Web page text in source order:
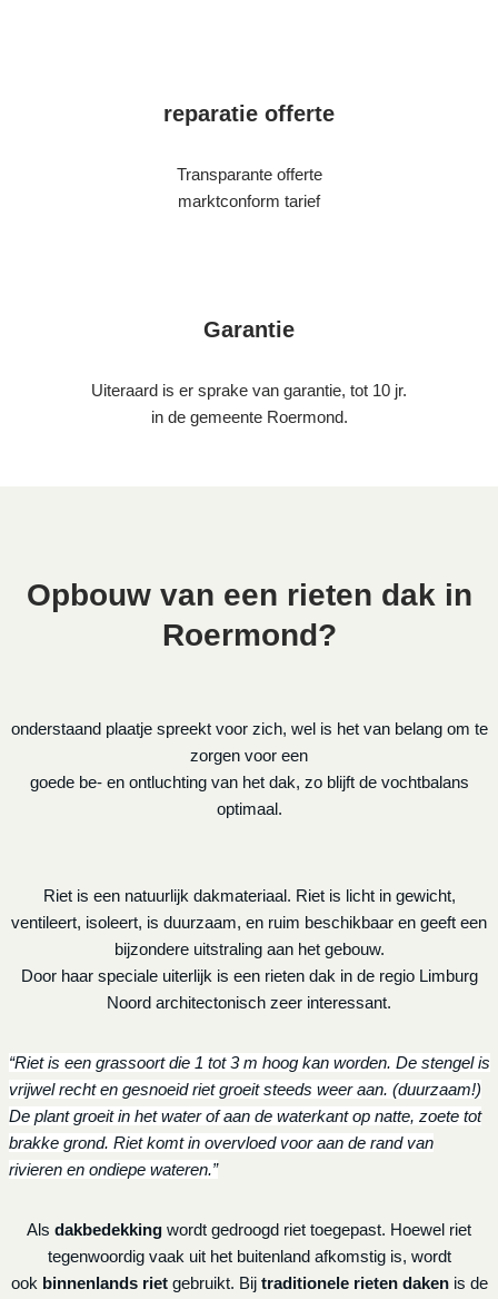
reparatie offerte
Transparante offerte
marktconform tarief
Garantie
Uiteraard is er sprake van garantie, tot 10 jr.
in de gemeente Roermond.
Opbouw van een rieten dak in
Roermond?
onderstaand plaatje spreekt voor zich, wel is het van belang om te
zorgen voor een
goede be- en ontluchting van het dak, zo blijft de vochtbalans
optimaal.
Riet is een natuurlijk dakmateriaal. Riet is licht in gewicht,
ventileert, isoleert, is duurzaam, en ruim beschikbaar en geeft een
bijzondere uitstraling aan het gebouw.
Door haar speciale uiterlijk is een rieten dak in de regio Limburg
Noord architectonisch zeer interessant.
“Riet is een grassoort die 1 tot 3 m hoog kan worden. De stengel is
vrijwel recht en gesnoeid riet groeit steeds weer aan. (duurzaam!)
De plant groeit in het water of aan de waterkant op natte, zoete tot
brakke grond. Riet komt in overvloed voor aan de rand van
rivieren en ondiepe wateren.”
Als dakbedekking wordt gedroogd riet toegepast. Hoewel riet
tegenwoordig vaak uit het buitenland afkomstig is, wordt
ook binnenlands rietgebruikt. Bij traditionele rieten dakenis de